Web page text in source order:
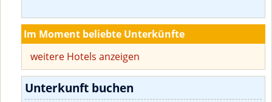
Im Moment beliebte Unterkünfte
weitere Hotels anzeigen
Unterkunft buchen